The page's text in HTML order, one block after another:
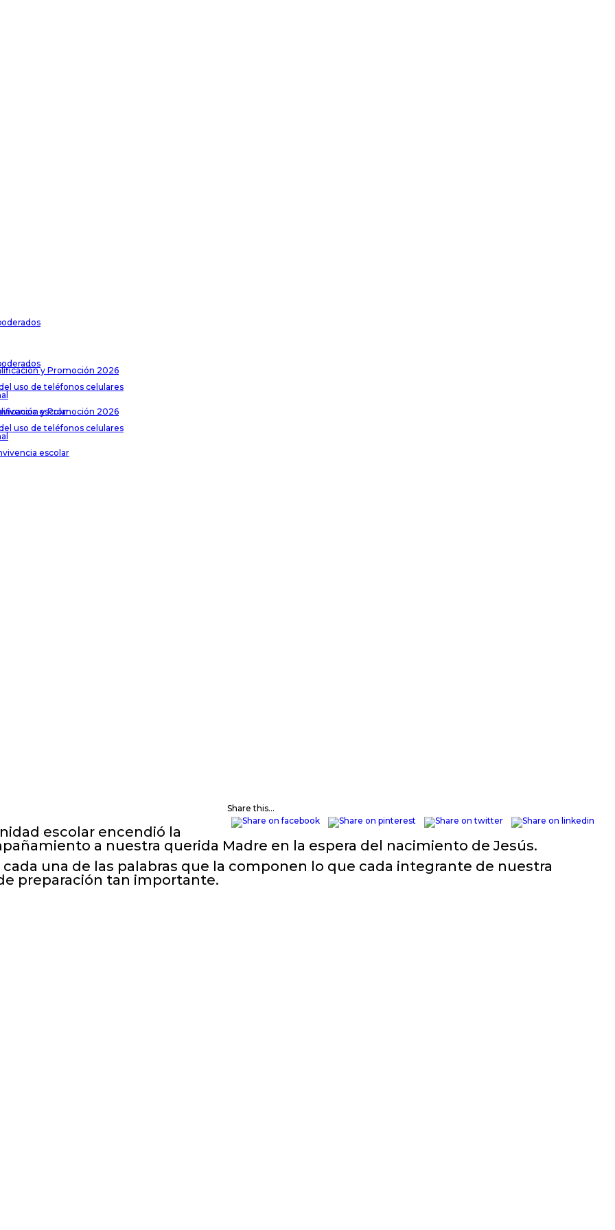
y Promoción 2026
uso de teléfonos celulares
escolar
y Promoción 2026
uso de teléfonos celulares
escolar
Share this...
escolar encendió la
a nuestra querida Madre en la espera del nacimiento de Jesús.
una de las palabras que la componen lo que cada integrante de nuestra
preparación tan importante.